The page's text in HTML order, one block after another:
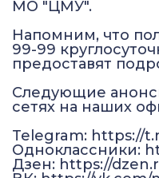
МО "ЦМУ".
Напомним, что
99-99
предоставят
Следующие
сетях на наших
Telegram: https://
Одноклассники:
Дзен: https://